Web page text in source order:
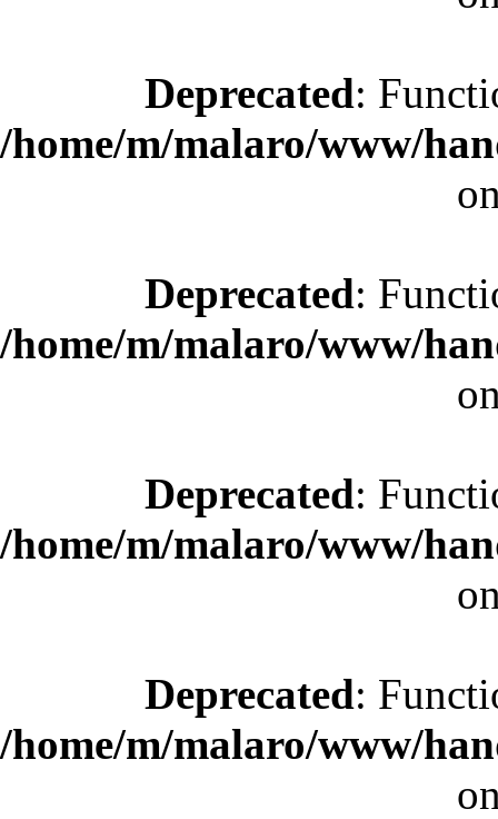
Deprecated:
/home/m/malaro/www/
Deprecated:
/home/m/malaro/www/
Deprecated:
/home/m/malaro/www/
Deprecated:
/home/m/malaro/www/